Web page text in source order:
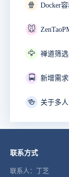
🍿 Docker
🐭
🦅
🚍 新增需
🍻 关于多
联系方式
联系人：丁芝